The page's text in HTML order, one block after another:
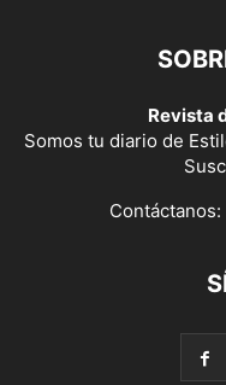
Revista
Somos tu diario de
Contáctanos: